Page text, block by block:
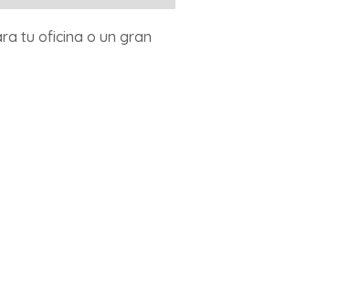
tu oficina o un gran